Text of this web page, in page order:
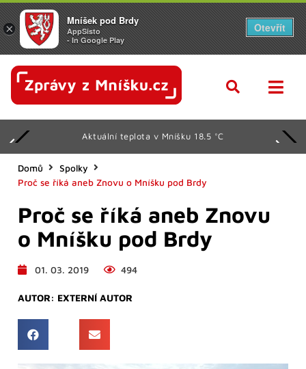
Aktuální teplota v Mníšku 18.5 °C
Domů
Spolky
Proč se říká aneb Znovu o Mníšku pod Brdy
Proč se říká aneb Znovu
o Mníšku pod Brdy
01. 03. 2019 494
AUTOR: EXTERNÍ AUTOR
×
Mníšek pod Brdy
AppSisto
- In Google Play
Otevřít